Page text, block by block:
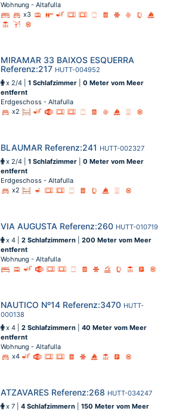
Wohnung - Altafulla
x3
MIRAMAR 33 BAIXOS ESQUERRA
Referenz:217 HUTT-004952
x 2/4 |1 Schlafzimmer |0 Meter vom Meer
entfernt
Erdgeschoss - Altafulla
x2
BLAUMAR Referenz:241 HUTT-002327
x 2/4 |1 Schlafzimmer |0 Meter vom Meer
entfernt
Erdgeschoss - Altafulla
x2
VIA AUGUSTA Referenz:260 HUTT-010719
x 4 |2 Schlafzimmern |200 Meter vom Meer
entfernt
Wohnung - Altafulla
NAUTICO Nº14 Referenz:3470 HUTT-
000138
x 4 |2 Schlafzimmern |40 Meter vom Meer
entfernt
Wohnung - Altafulla
x4
ATZAVARES Referenz:268 HUTT-034247
x 7 |4 Schlafzimmern |150 Meter vom Meer